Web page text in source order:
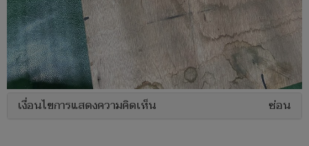
เงื่อนไขการแสดงความคิดเห็น ซ่อน